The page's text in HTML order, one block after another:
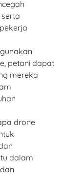
petani dapat
mereka
drone
dalam